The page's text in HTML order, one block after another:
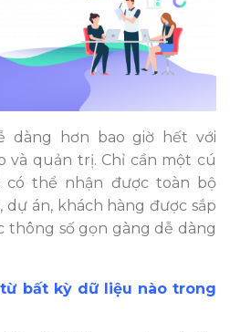
dàng hơn bao giờ hết với
và quản trị. Chỉ cần một cú
thể nhận được toàn bộ
án, khách hàng được sắp
thông số gọn gàng dễ dàng
từ bất kỳ dữ liệu nào trong